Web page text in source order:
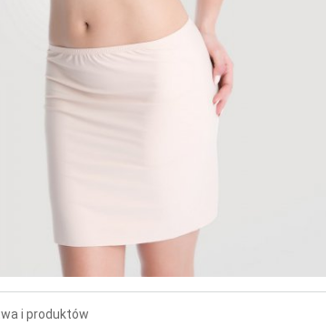
i produktów